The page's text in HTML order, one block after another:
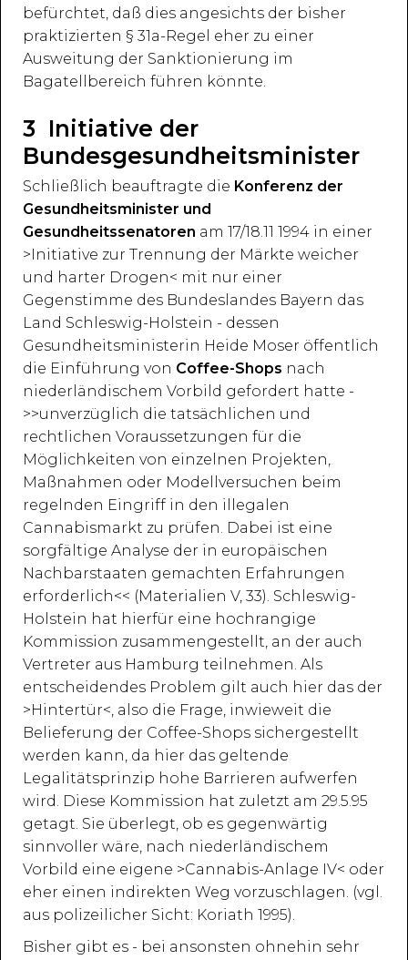
befürchtet, daß dies angesichts der bisher
praktizierten § 31a-Regel eher zu einer
Ausweitung der Sanktionierung im
Bagatellbereich führen könnte.
3 Initiative der
Bundesgesundheitsminister
Schließlich beauftragte die Konferenz der
Gesundheitsminister und
Gesundheitssenatoren am 17/18.11 1994 in einer
>Initiative zur Trennung der Märkte weicher
und harter Drogen< mit nur einer
Gegenstimme des Bundeslandes Bayern das
Land Schleswig-Holstein - dessen
Gesundheitsministerin Heide Moser öffentlich
die Einführung von Coffee-Shops nach
niederländischem Vorbild gefordert hatte -
>>unverzüglich die tatsächlichen und
rechtlichen Voraussetzungen für die
Möglichkeiten von einzelnen Projekten,
Maßnahmen oder Modellversuchen beim
regelnden Eingriff in den illegalen
Cannabismarkt zu prüfen. Dabei ist eine
sorgfältige Analyse der in europäischen
Nachbarstaaten gemachten Erfahrungen
erforderlich<< (Materialien V, 33). Schleswig-
Holstein hat hierfür eine hochrangige
Kommission zusammengestellt, an der auch
Vertreter aus Hamburg teilnehmen. Als
entscheidendes Problem gilt auch hier das der
>Hintertür<, also die Frage, inwieweit die
Belieferung der Coffee-Shops sichergestellt
werden kann, da hier das geltende
Legalitätsprinzip hohe Barrieren aufwerfen
wird. Diese Kommission hat zuletzt am 29.5.95
getagt. Sie überlegt, ob es gegenwärtig
sinnvoller wäre, nach niederländischem
Vorbild eine eigene >Cannabis-Anlage IV< oder
eher einen indirekten Weg vorzuschlagen. (vgl.
aus polizeilicher Sicht: Koriath 1995).
Bisher gibt es - bei ansonsten ohnehin sehr